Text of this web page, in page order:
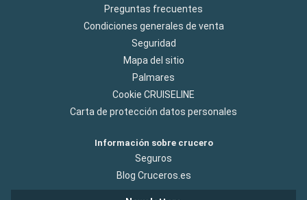
Preguntas frecuentes
Condiciones generales de venta
Seguridad
Mapa del sitio
Palmares
Cookie CRUISELINE
Carta de protección datos personales
Información sobre crucero
Seguros
Blog Cruceros.es